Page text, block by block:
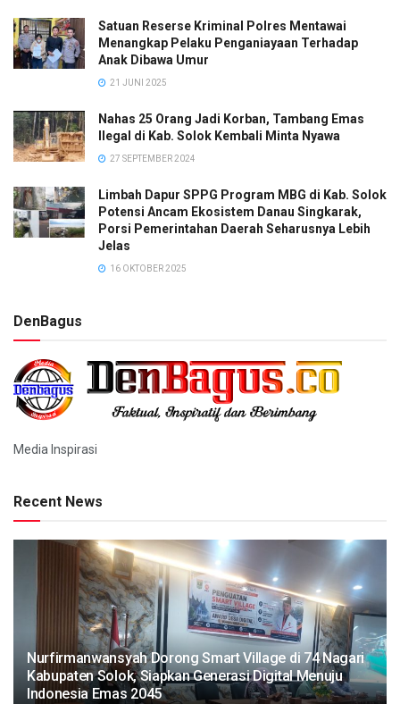
Satuan Reserse Kriminal Polres Mentawai
Menangkap Pelaku Penganiayaan Terhadap
Anak Dibawa Umur
21 JUNI 2025
Nahas 25 Orang Jadi Korban, Tambang Emas
Ilegal di Kab. Solok Kembali Minta Nyawa
27 SEPTEMBER 2024
Limbah Dapur SPPG Program MBG di Kab. Solok
Potensi Ancam Ekosistem Danau Singkarak,
Porsi Pemerintahan Daerah Seharusnya Lebih
Jelas
16 OKTOBER 2025
DenBagus
Media Inspirasi
Recent News
Nurfirmanwansyah Dorong Smart Village di 74 Nagari
Kabupaten Solok, Siapkan Generasi Digital Menuju
Indonesia Emas 2045